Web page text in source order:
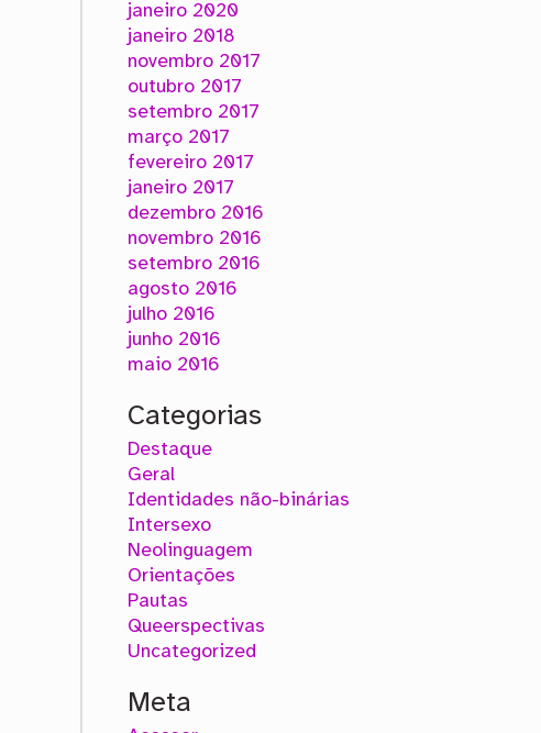
janeiro 2020
janeiro 2018
novembro 2017
outubro 2017
setembro 2017
março 2017
fevereiro 2017
janeiro 2017
dezembro 2016
novembro 2016
setembro 2016
agosto 2016
julho 2016
junho 2016
maio 2016
Categorias
Destaque
Geral
Identidades não-binárias
Intersexo
Neolinguagem
Orientações
Pautas
Queerspectivas
Uncategorized
Meta